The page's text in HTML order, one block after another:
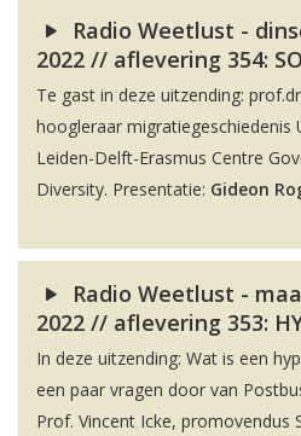
Radio Weetlust -
2022 // aflevering 354:
Te gast in deze uitzending:
hoogleraar migratiegeschiedenis
Leiden-Delft-Erasmus Centre
Diversity. Presentatie: Gideon
Radio Weetlust -
2022 // aflevering 353:
In deze uitzending: Wat is een
een paar vragen door van
Prof. Vincent Icke, promovendus